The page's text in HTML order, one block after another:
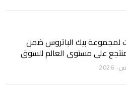
لمجموعة بيك الباتروس ضمن
١٠٠ منتجع على مستوى العالم للسوق